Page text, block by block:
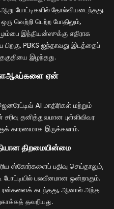
போட்டிகளில் தோல்வியடைந்தது.
வெற்றி பெற்ற போதிலும்,
இந்தியன்ஸுக்கு எதிராக
PBKS ஐந்தாவது இடத்தைப்
தகுதியை இழந்தது.
ஏன்
AI மாதிரிகள் மற்றும்
தனித்துவமான புள்ளிவிவர
காரணமாக இருக்கலாம்.
திறமையின்மை
ஸ்கோர்களைப் பதிவு செய்தாலும்,
போட்டியில் பலவீனமான ஒன்றாகும்.
ரன்களைக் கடந்தது, ஆனால் அந்த
தவறியது.